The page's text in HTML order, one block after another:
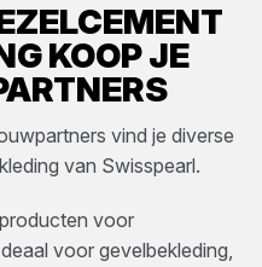
KOOP JE
vind je diverse
van Swisspearl.
voor
voor gevelbekleding,